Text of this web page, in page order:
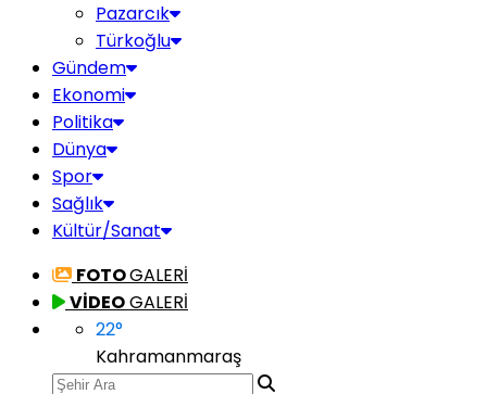
Pazarcık
Türkoğlu
Gündem
Ekonomi
Politika
Dünya
Spor
Sağlık
Kültür/Sanat
FOTOGALERİ
VİDEOGALERİ
22°
Kahramanmaraş